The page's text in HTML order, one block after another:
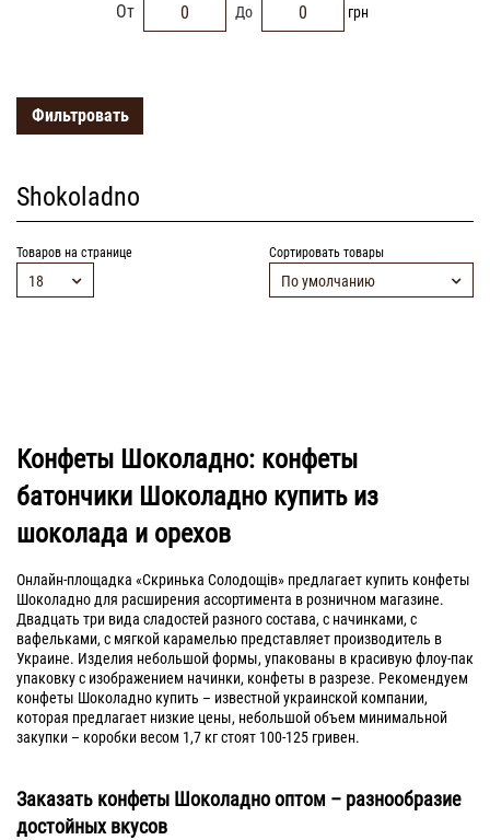
От До грн
Фильтровать
Shokoladno
Товаров на странице
18
Сортировать товары
По умолчанию
Конфеты Шоколадно: конфеты
батончики Шоколадно купить из
шоколада и орехов
Онлайн-площадка «Скринька Солодощiв» предлагает купить конфеты
Шоколадно для расширения ассортимента в розничном магазине.
Двадцать три вида сладостей разного состава, с начинками, с
вафельками, с мягкой карамелью представляет производитель в
Украине. Изделия небольшой формы, упакованы в красивую флоу-пак
упаковку с изображением начинки, конфеты в разрезе. Рекомендуем
конфеты Шоколадно купить – известной украинской компании,
которая предлагает низкие цены, небольшой объем минимальной
закупки – коробки весом 1,7 кг стоят 100-125 гривен.
Заказать конфеты Шоколадно оптом – разнообразие
достойных вкусов